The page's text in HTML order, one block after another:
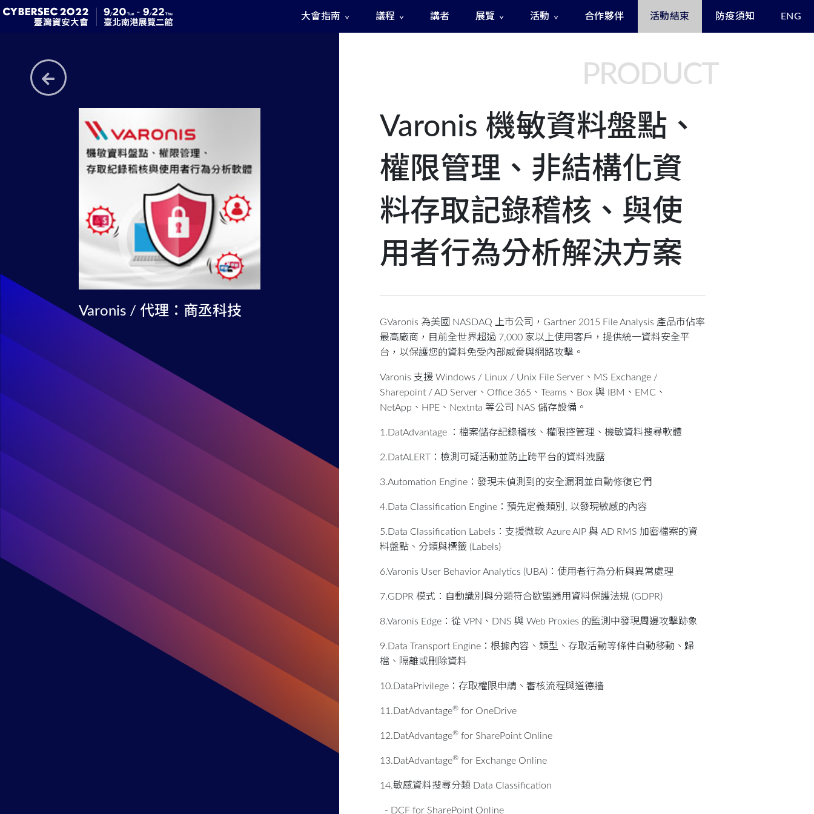
大會指南 議程 講者 展覽 活動 合作夥伴 活動結束 防疫須知 ENG
Varonis / 代理：商丞科技
PRODUCT
Varonis 機敏資料盤點、
權限管理、非結構化資
料存取記錄稽核、與使
用者行為分析解決方案
GVaronis 為美國 NASDAQ 上市公司，Gartner 2015 File Analysis 產品市佔率
最高廠商，目前全世界超過 7,000 家以上使用客戶，提供統一資料安全平
台，以保護您的資料免受內部威脅與網路攻擊。
Varonis 支援 Windows / Linux / Unix File Server、MS Exchange /
Sharepoint / AD Server、Office 365、Teams、Box 與 IBM、EMC、
NetApp、HPE、Nextnta 等公司 NAS 儲存設備。
1.DatAdvantage ：檔案儲存記錄稽核、權限控管理、機敏資料搜尋軟體
2.DatALERT：檢測可疑活動並防止跨平台的資料洩露
3.Automation Engine：發現未偵測到的安全漏洞並自動修復它們
4.Data Classification Engine：預先定義類別, 以發現敏感的內容
5.Data Classification Labels：支援微軟 Azure AIP 與 AD RMS 加密檔案的資
料盤點、分類與標籤 (Labels)
6.Varonis User Behavior Analytics (UBA)：使用者行為分析與異常處理
7.GDPR 模式：自動識別與分類符合歐盟通用資料保護法規 (GDPR)
8.Varonis Edge：從 VPN、DNS 與 Web Proxies 的監測中發現周邊攻擊跡象
9.Data Transport Engine：根據內容、類型、存取活動等條件自動移動、歸
檔、隔離或刪除資料
10.DataPrivilege：存取權限申請、審核流程與道德牆
11.DatAdvantage® for OneDrive
12.DatAdvantage® for SharePoint Online
13.DatAdvantage® for Exchange Online
14.敏感資料搜尋分類 Data Classification
- DCF for SharePoint Online